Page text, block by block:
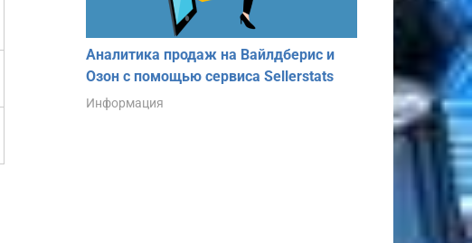
Аналитика продаж на Вайлдберис и
Озон с помощью сервиса Sellerstats
Информация